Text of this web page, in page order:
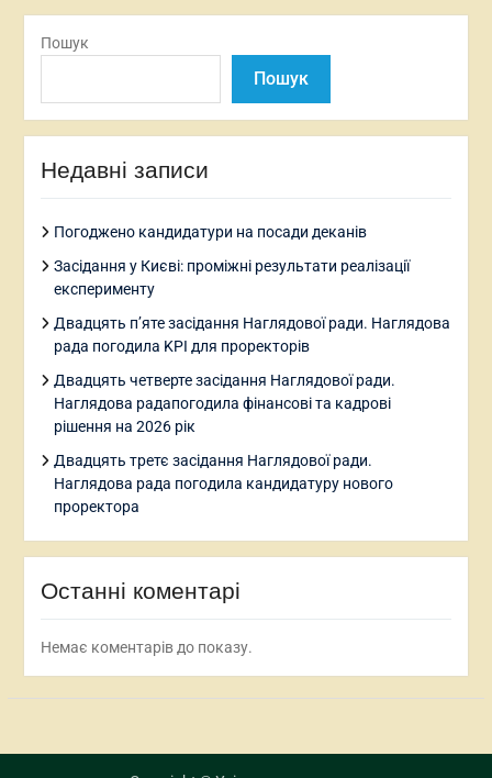
Пошук
Пошук
Недавні записи
Погоджено кандидатури на посади деканів
Засідання у Києві: проміжні результати реалізації
експерименту
Двадцять п’яте засідання Наглядової ради. Наглядова
рада погодила KPI для проректорів
Двадцять четверте засідання Наглядової ради.
Наглядова радапогодила фінансові та кадрові
рішення на 2026 рік
Двадцять третє засідання Наглядової ради.
Наглядова рада погодила кандидатуру нового
проректора
Останні коментарі
Немає коментарів до показу.